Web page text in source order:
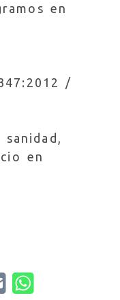
en
/
en